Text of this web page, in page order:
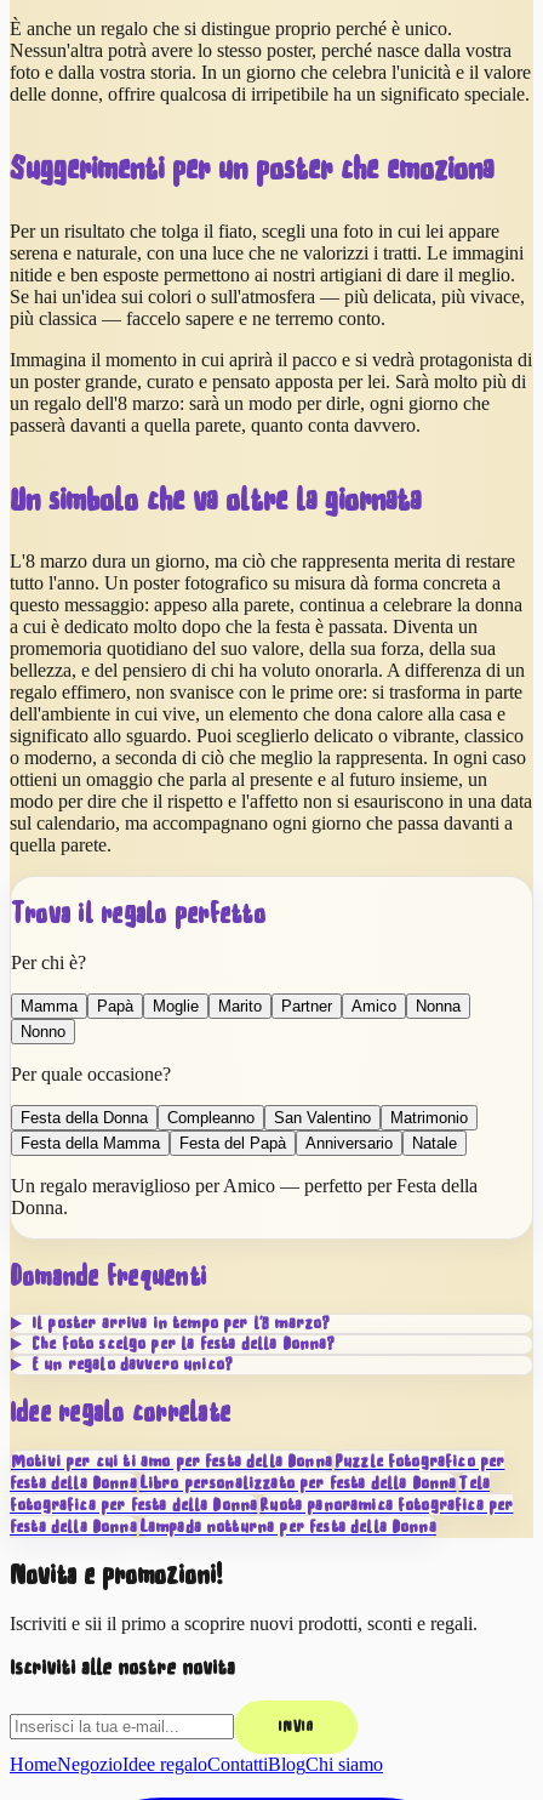
È anche un regalo che si distingue proprio perché è unico.
Nessun'altra potrà avere lo stesso poster, perché nasce dalla vostra
foto e dalla vostra storia. In un giorno che celebra l'unicità e il valore
delle donne, offrire qualcosa di irripetibile ha un significato speciale.
Suggerimenti per un poster che emoziona
Per un risultato che tolga il fiato, scegli una foto in cui lei appare
serena e naturale, con una luce che ne valorizzi i tratti. Le immagini
nitide e ben esposte permettono ai nostri artigiani di dare il meglio.
Se hai un'idea sui colori o sull'atmosfera — più delicata, più vivace,
più classica — faccelo sapere e ne terremo conto.
Immagina il momento in cui aprirà il pacco e si vedrà protagonista di
un poster grande, curato e pensato apposta per lei. Sarà molto più di
un regalo dell'8 marzo: sarà un modo per dirle, ogni giorno che
passerà davanti a quella parete, quanto conta davvero.
Un simbolo che va oltre la giornata
L'8 marzo dura un giorno, ma ciò che rappresenta merita di restare
tutto l'anno. Un poster fotografico su misura dà forma concreta a
questo messaggio: appeso alla parete, continua a celebrare la donna
a cui è dedicato molto dopo che la festa è passata. Diventa un
promemoria quotidiano del suo valore, della sua forza, della sua
bellezza, e del pensiero di chi ha voluto onorarla. A differenza di un
regalo effimero, non svanisce con le prime ore: si trasforma in parte
dell'ambiente in cui vive, un elemento che dona calore alla casa e
significato allo sguardo. Puoi sceglierlo delicato o vibrante, classico
o moderno, a seconda di ciò che meglio la rappresenta. In ogni caso
ottieni un omaggio che parla al presente e al futuro insieme, un
modo per dire che il rispetto e l'affetto non si esauriscono in una data
sul calendario, ma accompagnano ogni giorno che passa davanti a
quella parete.
Trova il regalo perfetto
Per chi è?
Mamma Papà Moglie Marito Partner Amico
Nonna
Nonno
Per quale occasione?
Festa della Donna Compleanno San Valentino
Matrimonio
Festa della Mamma
Festa del Papà Anniversario Natale
Un regalo meraviglioso per Amico — perfetto per Festa della
Donna.
Domande frequenti
Il poster arriva in tempo per l'8 marzo?
Che foto scelgo per la Festa della Donna?
È un regalo davvero unico?
Idee regalo correlate
Motivi per cui ti amo per Festa della DonnaPuzzle fotografico per
Festa della DonnaLibro personalizzato per Festa della DonnaTela
fotografica per Festa della DonnaRuota panoramica fotografica per
Festa della DonnaLampada notturna per Festa della Donna
Novità e promozioni!
Iscriviti e sii il primo a scoprire nuovi prodotti, sconti e regali.
Iscriviti alle nostre novità
INVIA
HomeNegozioIdee regaloContattiBlogChi siamo